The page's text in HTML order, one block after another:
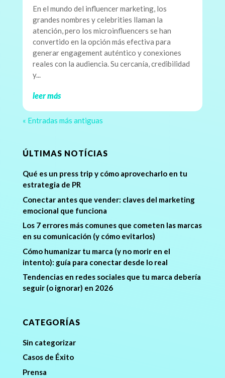
En el mundo del influencer marketing, los
grandes nombres y celebrities llaman la
atención, pero los microinfluencers se han
convertido en la opción más efectiva para
generar engagement auténtico y conexiones
reales con la audiencia. Su cercanía, credibilidad
y...
leer más
« Entradas más antiguas
ÚLTIMAS NOTÍCIAS
Qué es un press trip y cómo aprovecharlo en tu
estrategia de PR
Conectar antes que vender: claves del marketing
emocional que funciona
Los 7 errores más comunes que cometen las marcas
en su comunicación (y cómo evitarlos)
Cómo humanizar tu marca (y no morir en el
intento): guía para conectar desde lo real
Tendencias en redes sociales que tu marca debería
seguir (o ignorar) en 2026
CATEGORÍAS
Sin categorizar
Casos de Éxito
Prensa